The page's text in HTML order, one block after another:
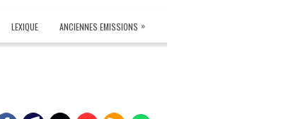
LEXIQUE ANCIENNES EMISSIONS »